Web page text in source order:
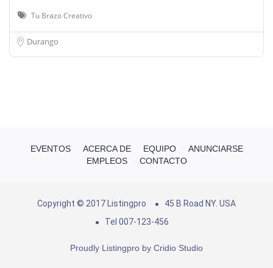
Tu Brazo Creativo
Durango
EVENTOS ACERCA DE EQUIPO
ANUNCIARSE
EMPLEOS
CONTACTO
Copyright © 2017 Listingpro
45 B Road NY. USA
Tel 007-123-456
Proudly Listingpro by Cridio Studio